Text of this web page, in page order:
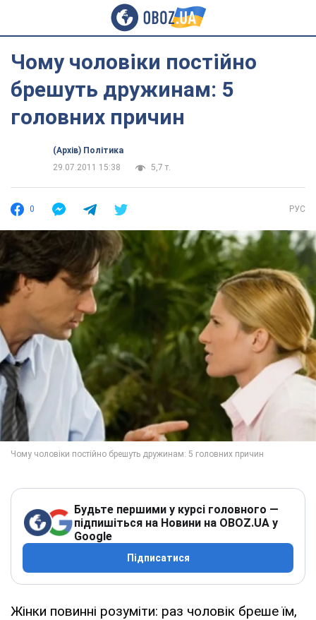
Чому чоловіки постійно
брешуть дружинам: 5
головних причин
(Архів) Політика
29.07.2011 15:38
5,7 т.
0 РУС
Будьте першими у курсі головного —
підпишіться на Новини на OBOZ.UA у
Google
Підписатися
Жінки повинні розуміти: раз чоловік бреше їм,